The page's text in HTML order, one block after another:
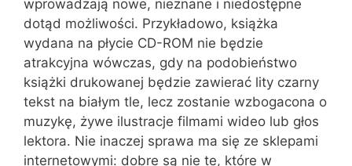
wprowadzają nowe, nieznane i niedostępne
dotąd możliwości. Przykładowo, książka
wydana na płycie CD-ROM nie będzie
atrakcyjna wówczas, gdy na podobieństwo
książki drukowanej będzie zawierać lity czarny
tekst na białym tle, lecz zostanie wzbogacona o
muzykę, żywe ilustracje filmami wideo lub głos
lektora. Nie inaczej sprawa ma się ze sklepami
internetowymi: dobre są nie te, które w